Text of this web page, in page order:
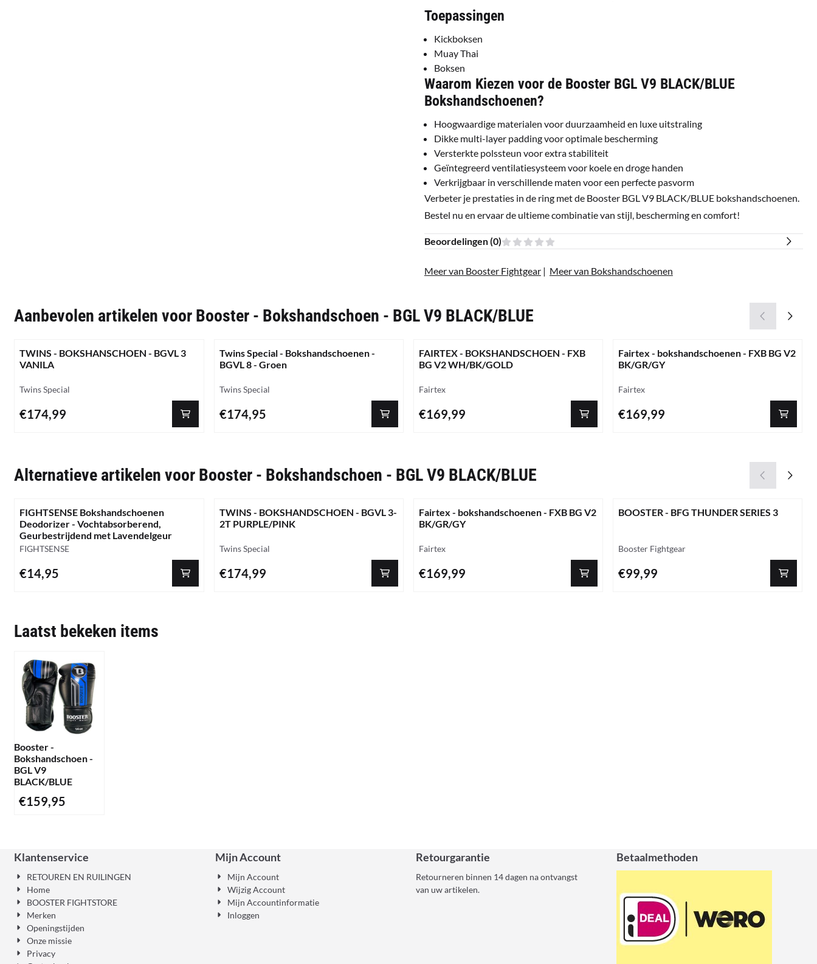
Toepassingen
Kickboksen
Muay Thai
Boksen
Waarom Kiezen voor de Booster BGL V9 BLACK/BLUE
Bokshandschoenen?
Hoogwaardige materialen voor duurzaamheid en luxe uitstraling
Dikke multi-layer padding voor optimale bescherming
Versterkte polssteun voor extra stabiliteit
Geïntegreerd ventilatiesysteem voor koele en droge handen
Verkrijgbaar in verschillende maten voor een perfecte pasvorm
Verbeter je prestaties in de ring met de Booster BGL V9 BLACK/BLUE bokshandschoenen.
Bestel nu en ervaar de ultieme combinatie van stijl, bescherming en comfort!
Beoordelingen (0)
Meer van Booster Fightgear| Meer van Bokshandschoenen
Aanbevolen artikelen voor Booster - Bokshandschoen - BGL V9 BLACK/BLUE
TWINS - BOKSHANSCHOEN - BGVL 3
VANILA
Merk:
Twins Special
Prijs: 174,99
€174,99
Twins Special - Bokshandschoenen -
BGVL 8 - Groen
Merk:
Twins Special
Prijs: 174,95
€174,95
FAIRTEX - BOKSHANDSCHOEN - FXB
BG V2 WH/BK/GOLD
Merk:
Fairtex
Prijs: 169,99
€169,99
Fairtex - bokshandschoenen - FXB BG V2
BK/GR/GY
Merk:
Fairtex
Prijs: 169,99
€169,99
Alternatieve artikelen voor Booster - Bokshandschoen - BGL V9 BLACK/BLUE
FIGHTSENSE Bokshandschoenen
Deodorizer - Vochtabsorberend,
Geurbestrijdend met Lavendelgeur
Merk:
FIGHTSENSE
Prijs: 14,95
€14,95
TWINS - BOKSHANDSCHOEN - BGVL 3-
2T PURPLE/PINK
Merk:
Twins Special
Prijs: 174,99
€174,99
Fairtex - bokshandschoenen - FXB BG V2
BK/GR/GY
Merk:
Fairtex
Prijs: 169,99
€169,99
BOOSTER - BFG THUNDER SERIES 3
Merk:
Booster Fightgear
Prijs: 99,99
€99,99
Laatst bekeken items
Booster -
Bokshandschoen -
BGL V9
BLACK/BLUE
€159,95
Klantenservice
RETOUREN EN RUILINGEN
Home
BOOSTER FIGHTSTORE
Merken
Openingstijden
Onze missie
Privacy
Mijn Account
Mijn Account
Wijzig Account
Mijn Accountinformatie
Inloggen
Retourgarantie
Retourneren binnen 14 dagen na ontvangst
van uw artikelen.
Betaalmethoden